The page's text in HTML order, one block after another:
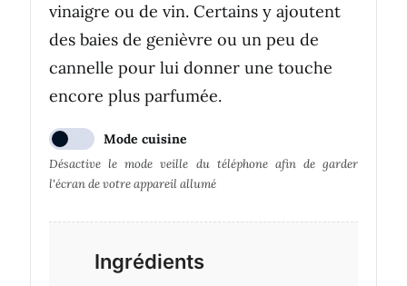
vinaigre ou de vin. Certains y ajoutent
des baies de genièvre ou un peu de
cannelle pour lui donner une touche
encore plus parfumée.
Mode cuisine
Désactive le mode veille du téléphone afin de garder
l'écran de votre appareil allumé
Ingrédients